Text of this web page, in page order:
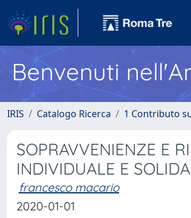
Benvenuti
IRIS Catalogo Ricerca 1 Contributo
SOPRAVVENIENZE E
INDIVIDUALE E
francesco macario
2020-01-01